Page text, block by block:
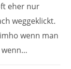
eher nur
weggeklickt.
wenn man
wenn…